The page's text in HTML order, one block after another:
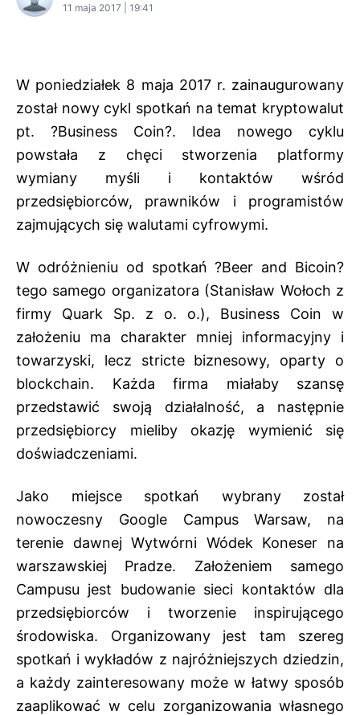
11 maja 2017 | 19:41
W poniedziałek 8 maja 2017 r. zainaugurowany
został nowy cykl spotkań na temat kryptowalut
pt. ?Business Coin?. Idea nowego cyklu
powstała z chęci stworzenia platformy
wymiany myśli i kontaktów wśród
przedsiębiorców, prawników i programistów
zajmujących się walutami cyfrowymi.
W odróżnieniu od spotkań ?Beer and Bicoin?
tego samego organizatora (Stanisław Wołoch z
firmy Quark Sp. z o. o.), Business Coin w
założeniu ma charakter mniej informacyjny i
towarzyski, lecz stricte biznesowy, oparty o
blockchain. Każda firma miałaby szansę
przedstawić swoją działalność, a następnie
przedsiębiorcy mieliby okazję wymienić się
doświadczeniami.
Jako miejsce spotkań wybrany został
nowoczesny Google Campus Warsaw, na
terenie dawnej Wytwórni Wódek Koneser na
warszawskiej Pradze. Założeniem samego
Campusu jest budowanie sieci kontaktów dla
przedsiębiorców i tworzenie inspirującego
środowiska. Organizowany jest tam szereg
spotkań i wykładów z najróżniejszych dziedzin,
a każdy zainteresowany może w łatwy sposób
zaaplikować w celu zorganizowania własnego